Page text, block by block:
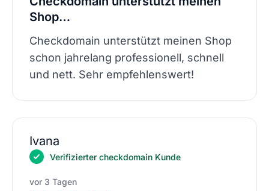
Shop…
Checkdomain unterstützt meinen Shop
schon jahrelang professionell, schnell
und nett. Sehr empfehlenswert!
Ivana
Verifizierter checkdomain Kunde
vor 3 Tagen